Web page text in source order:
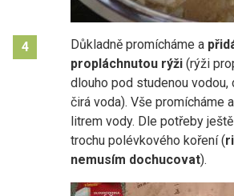
4 Důkladně promícháme a
propláchnutou rýži (rýži
dlouho pod studenou vodou,
čirá voda). Vše promícháme
litrem vody. Dle potřeby
trochu polévkového koření (
nemusím dochucovat).